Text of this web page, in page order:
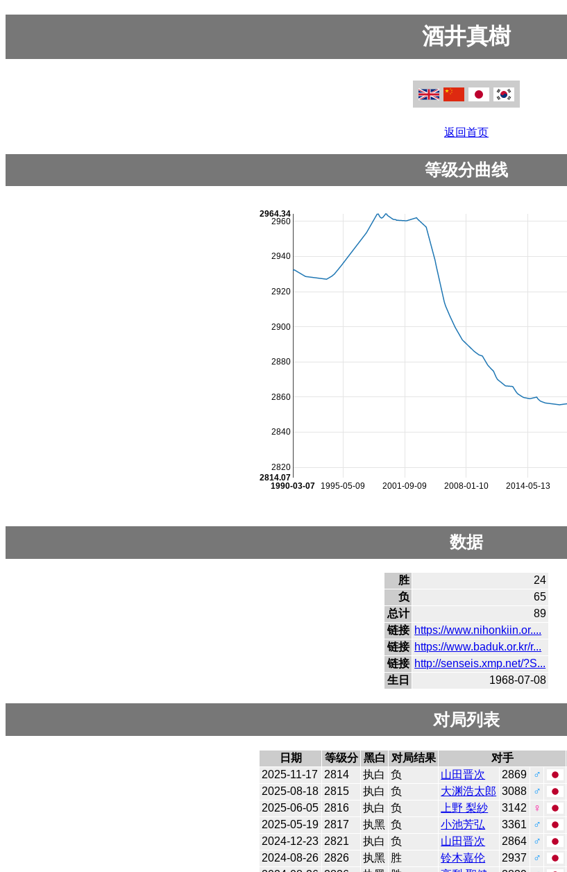
酒井真樹
返回首页
等级分曲线
1995-05-09 2001-09-09 2008-01-10 2014-05-13
1990-03-07
2820
2840
2860
2880
2900
2920
2940
2960
2814.07
2964.34
数据
胜
24
负
65
总计
89
链接 https://www.nihonkiin.or....
链接 https://www.baduk.or.kr/r...
链接 http://senseis.xmp.net/?S...
生日
1968-07-08
对局列表
日期 等级分 黑白 对局结果 对手
2025-11-17
2814 执白 负 山田晋次 2869 ♂
2025-08-18 2815 执白 负 大渊浩太郎 3088 ♂
2025-06-05 2816 执白 负 上野 梨紗 3142 ♀
2025-05-19 2817 执黑 负 小池芳弘 3361 ♂
2024-12-23 2821 执白 负 山田晋次 2864 ♂
2024-08-26 2826 执黑 胜 铃木嘉伦 2937 ♂